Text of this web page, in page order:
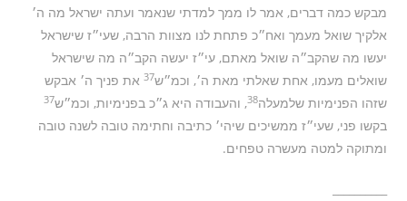
מבקש כמה דברים, אמר לו ממך למדתי שנאמר ועתה ישראל מה ה׳
אלקיך שואל מעמך ואח״כ פתחת לנו מצוות הרבה, שעי״ז שישראל
יעשו מה שהקב״ה שואל מאתם, עי״ז יעשה הקב״ה מה שישראל
שואלים מעמו, אחת שאלתי מאת ה׳, וכמ״ש37 את פניך ה׳ אבקש
שזהו הפנימיות שלמעלה38, והעבודה היא ג״כ בפנימיות, וכמ״ש37
בקשו פני, שעי״ז ממשיכים שיהי׳ כתיבה וחתימה טובה לשנה טובה
ומתוקה למטה מעשרה טפחים.